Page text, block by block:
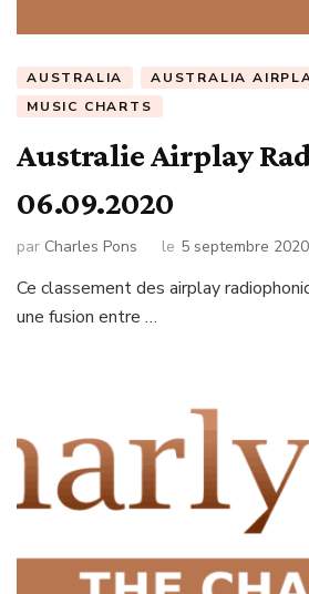
AUSTRALIA
AUSTRALIA
MUSIC CHARTS
Australie Airplay
06.09.2020
par Charles Pons le 5 septembre 2020
Ce classement des airplay
une fusion entre …